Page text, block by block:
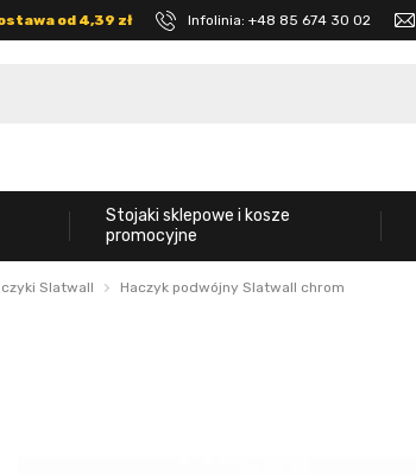
od 4,39 zł Infolinia: +48 85 674 30 02
Stojaki sklepowe i kosze
promocyjne
Slatwall Haczyk podwójny Slatwall chrom